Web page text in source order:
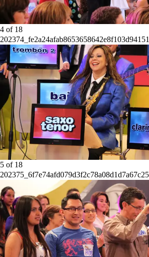
4 of 18
5 of 18